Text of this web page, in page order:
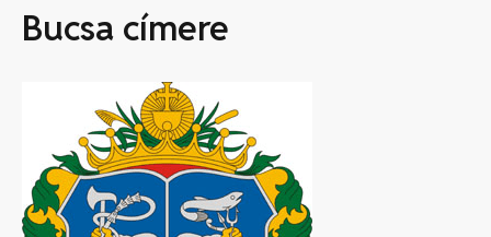
Bucsa címere